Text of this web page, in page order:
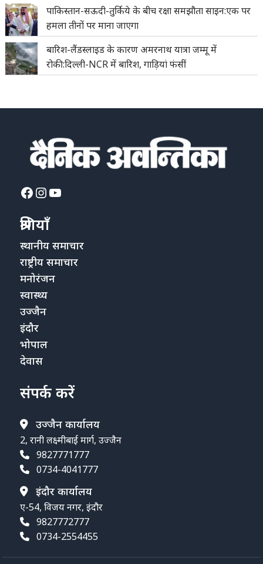
पाकिस्तान-सऊदी-तुर्किये के बीच रक्षा समझौता साइन:एक पर
हमला तीनों पर माना जाएगा
बारिश-लैंडस्लाइड के कारण अमरनाथ यात्रा जम्मू में
रोकी:दिल्ली-NCR में बारिश, गाड़ियां फंसीं
Facebook
Instagram
YouTube
श्रेणियाँ
स्थानीय समाचार
राष्ट्रीय समाचार
मनोरंजन
स्वास्थ्य
उज्जैन
इंदौर
भोपाल
देवास
संपर्क करें
उज्जैन कार्यालय
2, रानी लक्ष्मीबाई मार्ग, उज्जैन
9827771777
0734-4041777
इंदौर कार्यालय
ए-54, विजय नगर, इंदौर
9827772777
0734-2554455